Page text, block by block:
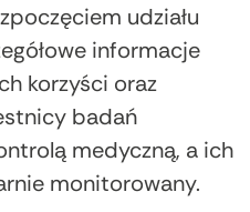
udziału
informacje
korzyści oraz
badań
medyczną, a ich
monitorowany.